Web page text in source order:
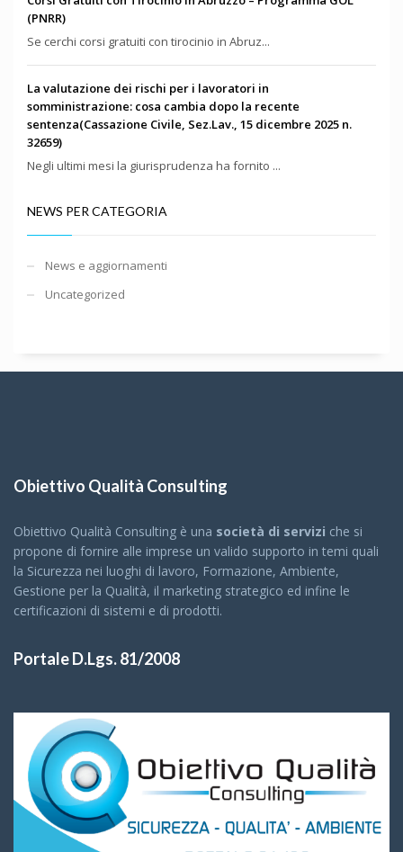
(PNRR)
Se cerchi corsi gratuiti con tirocinio in Abruz...
La valutazione dei rischi per i lavoratori in
somministrazione: cosa cambia dopo la recente
sentenza(Cassazione Civile, Sez.Lav., 15 dicembre 2025 n.
32659)
Negli ultimi mesi la giurisprudenza ha fornito ...
NEWS PER CATEGORIA
News e aggiornamenti
Uncategorized
Obiettivo Qualità Consulting
Obiettivo Qualità Consulting è una società di servizi che si
propone di fornire alle imprese un valido supporto in temi quali
la Sicurezza nei luoghi di lavoro, Formazione, Ambiente,
Gestione per la Qualità, il marketing strategico ed infine le
certificazioni di sistemi e di prodotti.
Portale D.Lgs. 81/2008